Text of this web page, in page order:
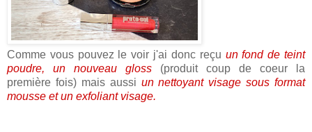
Comme vous pouvez le voir j'ai donc reçu un fond de teint
poudre, un nouveau gloss (produit coup de coeur la
première fois) mais aussi un nettoyant visage sous format
mousse et un exfoliant visage.